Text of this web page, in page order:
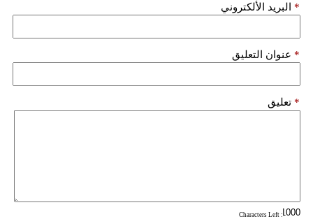
سيارات
البريد الألكتروني *
عنوان التعليق *
تعليق *
: Characters Left